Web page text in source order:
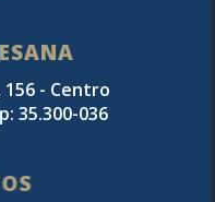
156 - Centro
35.300-036